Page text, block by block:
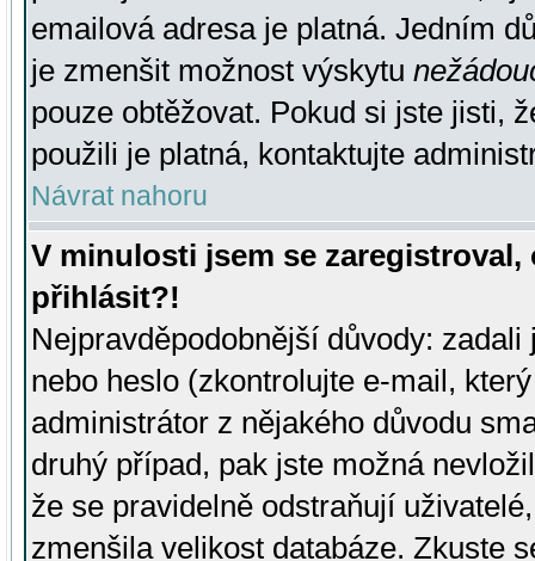
emailová adresa je platná. Jedním
je zmenšit možnost výskytu
pouze obtěžovat. Pokud si jste jisti,
použili je platná, kontaktujte
Návrat nahoru
V minulosti jsem se
přihlásit?!
Nejpravděpodobnější důvody:
nebo heslo (zkontrolujte e-mail,
administrátor z nějakého důvodu
druhý případ, pak jste možná
že se pravidelně odstraňují
zmenšila velikost databáze. Zkuste